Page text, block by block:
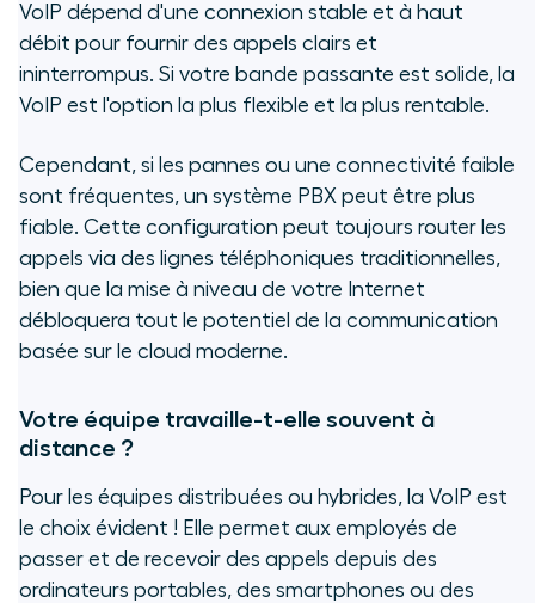
VoIP dépend d'une connexion stable et à haut
débit pour fournir des appels clairs et
ininterrompus. Si votre bande passante est solide, la
VoIP est l'option la plus flexible et la plus rentable.
Cependant, si les pannes ou une connectivité faible
sont fréquentes, un système PBX peut être plus
fiable. Cette configuration peut toujours router les
appels via des lignes téléphoniques traditionnelles,
bien que la mise à niveau de votre Internet
débloquera tout le potentiel de la communication
basée sur le cloud moderne.
Votre équipe travaille-t-elle souvent à
distance ?
Pour les équipes distribuées ou hybrides, la VoIP est
le choix évident ! Elle permet aux employés de
passer et de recevoir des appels depuis des
ordinateurs portables, des smartphones ou des